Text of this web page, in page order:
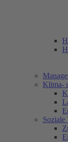
Klima-
Soziale